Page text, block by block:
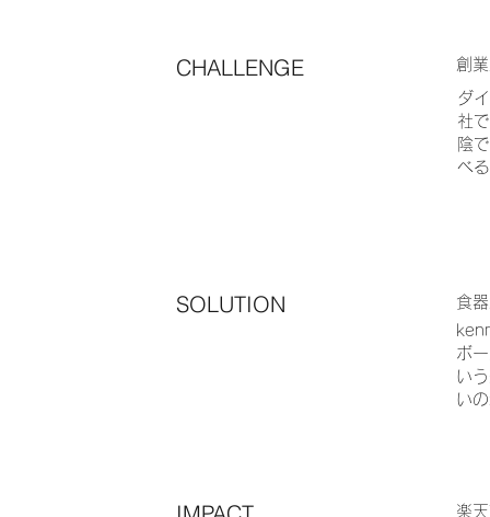
CHALLENGE 創
ダ
社
陰
べ
SOLUTION
食
ボ
い
い
楽